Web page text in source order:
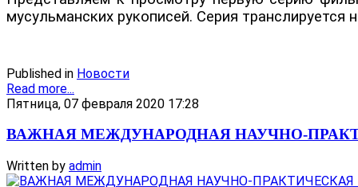
мусульманских рукописей. Серия транслируется
Published in Новости
Read more...
Пятница, 07 февраля 2020 17:28
ВАЖНАЯ МЕЖДУНАРОДНАЯ НАУЧНО-
Written by admin